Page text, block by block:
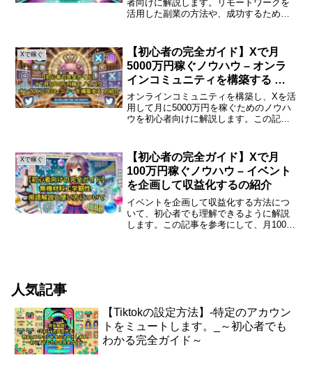
者向けに解説します。リモートワークを
活用した副業の方法や、成功するための
ートワークの普及により、副業を始める
ことが以前よりも...
Xで稼ぐ
【初心者の完全ガイド】Xで月
5000万円稼ぐノウハウ – オンラ
インコミュニティを構築する の
紹介
オンラインコミュニティを構築し、Xを活
用して月に5000万円を稼ぐためのノウハ
ウを初心者向けに解説します。この記事
ラインコミュニティ構築の重要性オンラ
インコミュニティは...
Xで稼ぐ
【初心者の完全ガイド】Xで月
100万円稼ぐノウハウ – イベント
を企画して収益化するの紹介
イベントを企画して収益化する方法につ
いて、初心者でも理解できるように解説
します。この記事を参考にして、月100万
人気記事
【Tiktokの設定方法】-特定のアカウン
トをミュートします。_～初心者でも
わかる完全ガイド～